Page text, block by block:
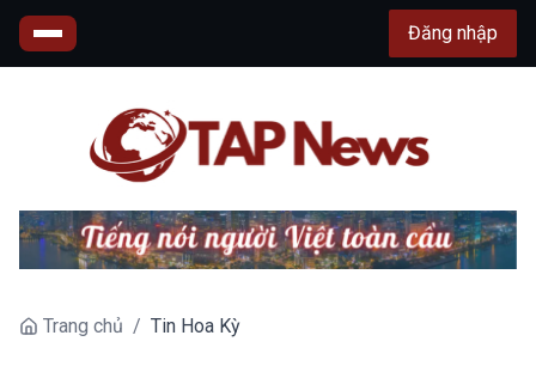
Đăng nhập
Trang chủ / Tin Hoa Kỳ